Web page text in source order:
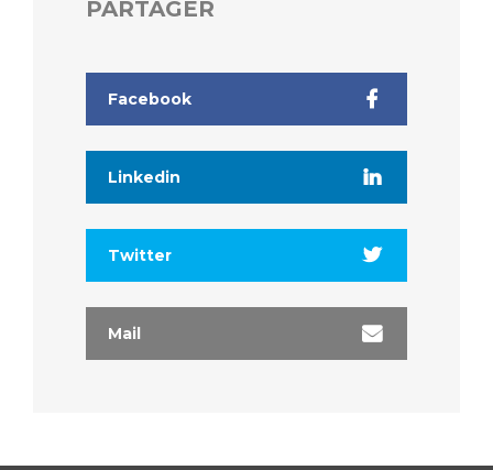
PARTAGER
Facebook
Linkedin
Twitter
Mail